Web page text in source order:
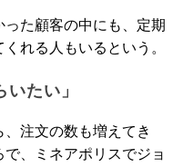
た顧客の中にも、定期
れる人もいるという。
いたい」
注文の数も増えてき
、ミネアポリスでジョ